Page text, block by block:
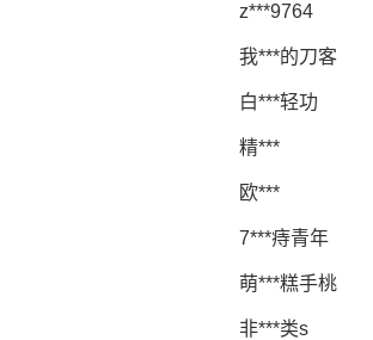
z***9764
我***的刀客
白***轻功
精***
欧***
7***痔青年
萌***糕手桃
非***类s